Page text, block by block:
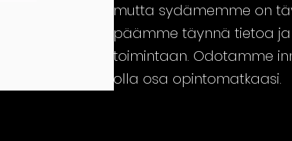
mutta sydämemme on
päämme täynnä tietoa
toimintaan. Odotamme
olla osa opintomatkaasi.